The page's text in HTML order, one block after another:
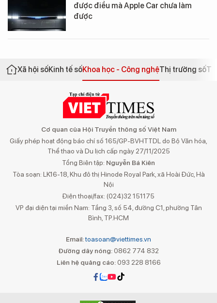
được điều mà Apple Car chưa làm
được
Xã hội sốKinh tế sốKhoa học - Công nghệThị trường số
Cơ quan của Hội Truyền thông số Việt Nam
Giấy phép hoạt động báo chí số 165/GP-BVHTTDL do Bộ Văn hóa,
Thể thao và Du lịch cấp ngày 27/11/2025
Tổng Biên tập: Nguyễn Bá Kiên
Tòa soạn: LK16-18, Khu đô thị Hinode Royal Park, xã Hoài Đức, Hà
Nội
Điện thoại/fax: (024)32 151175
VP đại diện tại miền Nam: Tầng 3, số 54, đường C1, phường Tân
Bình, TP.HCM
Email:toasoan@viettimes.vn
Đường dây nóng: 0862 774 832
Liên hệ quảng cáo:093 228 8166